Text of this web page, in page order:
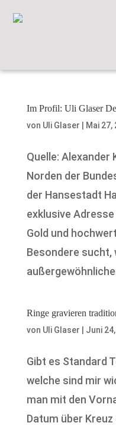
Im Profil: Uli Glaser
von Uli Glaser Mai 27,
Quelle: Alexander
Norden der
der Hansestadt
exklusive
Gold und
Besondere sucht,
Ringe gravieren
von Uli Glaser Juni
Gibt es Standard
welche sind mir
man mit den
Datum über